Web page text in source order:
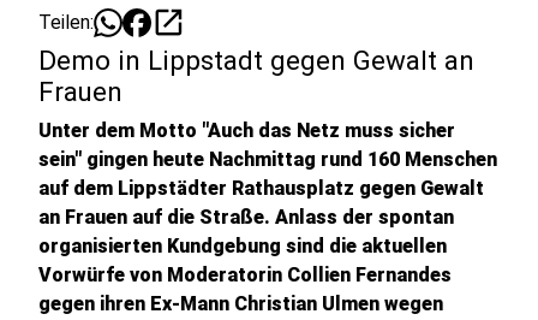
Teilen: open_in_new
Demo in Lippstadt gegen Gewalt an
Frauen
Unter dem Motto "Auch das Netz muss sicher
sein" gingen heute Nachmittag rund 160 Menschen
auf dem Lippstädter Rathausplatz gegen Gewalt
an Frauen auf die Straße. Anlass der spontan
organisierten Kundgebung sind die aktuellen
Vorwürfe von Moderatorin Collien Fernandes
gegen ihren Ex-Mann Christian Ulmen wegen